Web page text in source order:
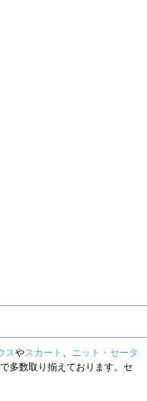
スやスカート 、 ニット・セータ
多数取り揃えております。セ